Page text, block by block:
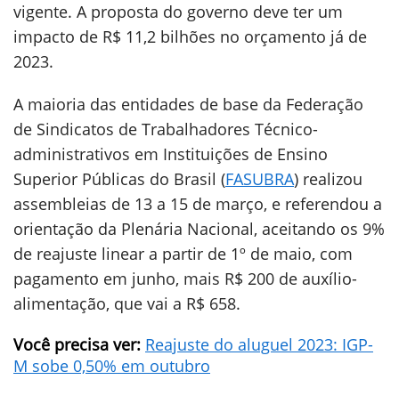
vigente. A proposta do governo deve ter um
impacto de R$ 11,2 bilhões no orçamento já de
2023.
A maioria das entidades de base da Federação
de Sindicatos de Trabalhadores Técnico-
administrativos em Instituições de Ensino
Superior Públicas do Brasil (FASUBRA) realizou
assembleias de 13 a 15 de março, e referendou a
orientação da Plenária Nacional, aceitando os 9%
de reajuste linear a partir de 1º de maio, com
pagamento em junho, mais R$ 200 de auxílio-
alimentação, que vai a R$ 658.
Você precisa ver: Reajuste do aluguel 2023: IGP-
M sobe 0,50% em outubro